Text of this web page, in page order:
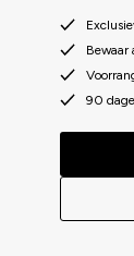
Bewaar
90